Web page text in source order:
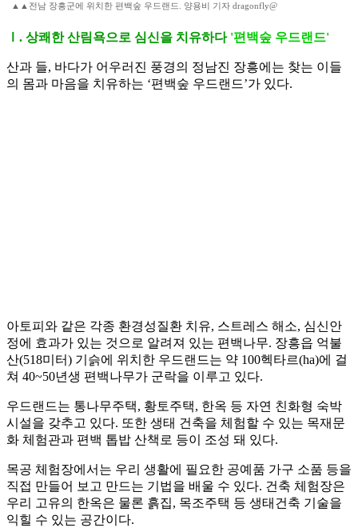
▲▲전남 장흥군에 위치한 편백숲 우드랜드. 양용비 기자 dragonfly@
Ⅰ. 상쾌한 산림욕으로 심신을 치유하다 '편백숲 우드랜드'
산과 들, 바다가 어우러진 풍경의 정남진 장흥에는 찾는 이들
의 몸과 마음을 치유하는 ‘편백숲 우드랜드’가 있다.
아토피와 같은 각종 환경성질환 치유, 스트레스 해소, 심신안
정에 효과가 있는 것으로 알려져 있는 편백나무. 장흥읍 억불
산(518미터) 기슭에 위치한 우드랜드는 약 100헥타르(ha)에 걸
쳐 40~50년생 편백나무가 군락을 이루고 있다.
우드랜드는 통나무주택, 황토주택, 한옥 등 자연 친화형 숙박
시설을 갖추고 있다. 또한 생태 건축을 체험할 수 있는 목재문
화 체험관과 편백 톱밥 산책로 등이 조성 돼 있다.
목공 체험장에서는 우리 생활에 필요한 공예품 가구 소품 등을
직접 만들어 보고 만드는 기법을 배울 수 있다. 건축 체험장은
우리 고유의 한옥은 물론 흙집, 목조주택 등 생태건축 기술을
익힐 수 있는 공간이다.